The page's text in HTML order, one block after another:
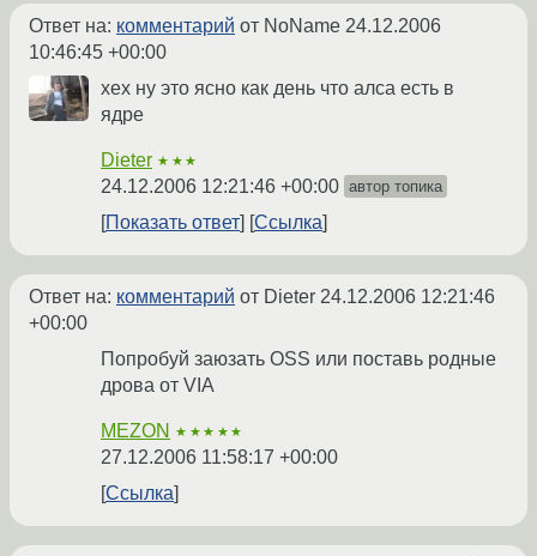
Ответ на: комментарий от NoName 24.12.2006
10:46:45 +00:00
хех ну это ясно как день что алса есть в
ядре
Dieter ★★★
24.12.2006 12:21:46 +00:00 автор топика
Показать ответ Ссылка
Ответ на: комментарий от Dieter 24.12.2006 12:21:46
+00:00
Попробуй заюзать OSS или поставь родные
дрова от VIA
MEZON ★★★★★
27.12.2006 11:58:17 +00:00
Ссылка